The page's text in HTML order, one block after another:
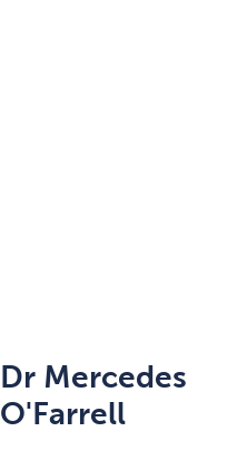
Dr Mercedes
O'Farrell